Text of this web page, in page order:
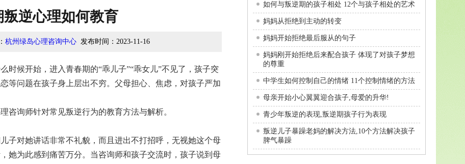
叛逆心理如何教育
杭州绿岛心理咨询中心 发布时间： 2023-11-16
时候开始，进入青春期的“乖儿子”“乖女儿”不见了，孩子突
等问题在孩子身上层出不穷。父母担心、焦虑，对孩子严加
咨询师针对常见叛逆行为的教育方法与解析。
子对她讲话非常不礼貌，而且进出不打招呼，无视她这个母
她为此感到痛苦万分。当咨询师和孩子交流时，孩子说到母
如何与叛逆期的孩子相处 12个与孩子相处的艺术
妈妈从拒绝到主动的转变
妈妈开始拒绝最后服从的句子
妈妈刚开始拒绝后来配合孩子 体现了对孩子梦想
的尊重
中学生如何控制自己的情绪 11个控制情绪的方法
母亲开始小心翼翼迎合孩子,母爱的升华!
青少年叛逆的表现,叛逆期孩子行为表现
叛逆儿子暴躁老妈的解决方法,10个方法解决孩子
脾气暴躁